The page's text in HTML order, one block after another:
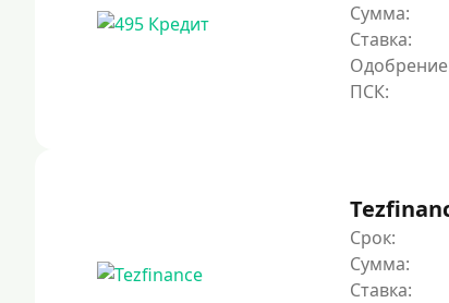
Сумма:
Ставка:
Срок:
Сумма:
Ставка: